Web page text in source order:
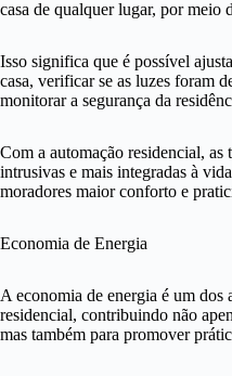
casa de qualquer lugar, por meio
Isso significa que é possível
casa, verificar se as luzes foram
monitorar a segurança da
Com a automação residencial, as
intrusivas e mais integradas à
moradores maior conforto e
Economia de Energia
A economia de energia é um dos
residencial, contribuindo não
mas também para promover